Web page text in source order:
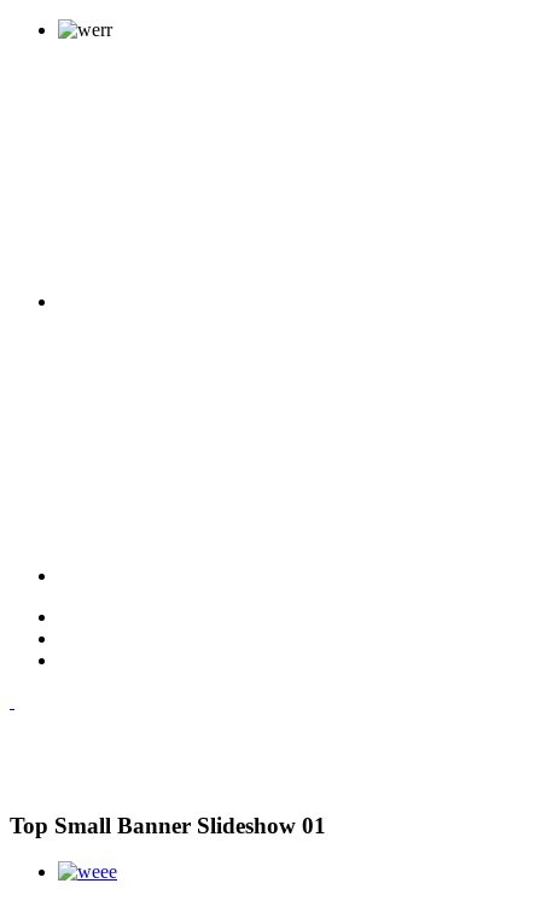
Top Small Banner Slideshow 01